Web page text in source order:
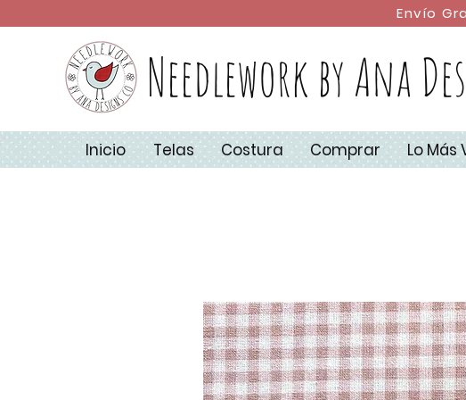
Envío
Needlework by Ana
Inicio Telas Costura Comprar Lo Más